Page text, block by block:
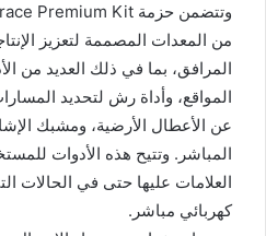
من المعدات المصممة لتعزيز
المرافق، بما في ذلك العديد من
عن الأعطال الأرضية، ومشبك
المباشر. وتتيح هذه الأدوات
العلامات عليها حتى في الحالات
كهربائي مباشر.